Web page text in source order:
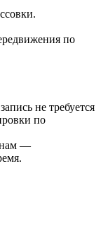
по
не требуется
по
нам —